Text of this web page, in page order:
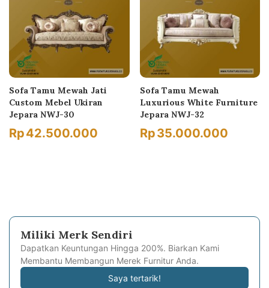
Sofa Tamu Mewah Jati
Custom Mebel Ukiran
Jepara NWJ-30
Rp42.500.000
Sofa Tamu Mewah
Luxurious White Furniture
Jepara NWJ-32
Rp35.000.000
Miliki Merk Sendiri
Dapatkan Keuntungan Hingga 200%. Biarkan Kami
Membantu Membangun Merek Furnitur Anda.
Saya tertarik!